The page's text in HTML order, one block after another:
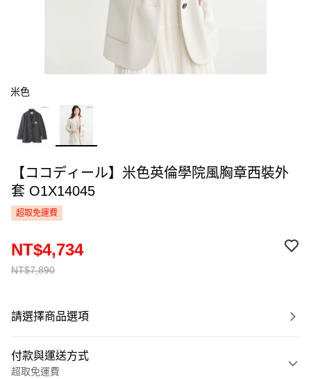
米色
【ココディール】米色英倫學院風胸章西裝外
套 O1X14045
超取免運費
NT$7,890
NT$4,734
請選擇商品選項
付款與運送方式
超取免運費